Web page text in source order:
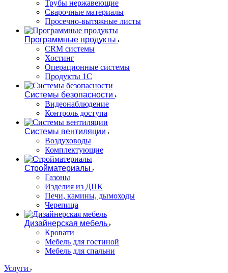
Трубы нержавеющие
Сварочные материалы
Просечно-вытяжные листы
Программные продукты
CRM системы
Хостинг
Операционные системы
Продукты 1С
Системы безопасности
Видеонаблюдение
Контроль доступа
Системы вентиляции
Воздуховоды
Комплектующие
Стройматериалы
Газоны
Изделия из ДПК
Печи, камины, дымоходы
Черепица
Дизайнерская мебель
Кровати
Мебель для гостиной
Мебель для спальни
Услуги